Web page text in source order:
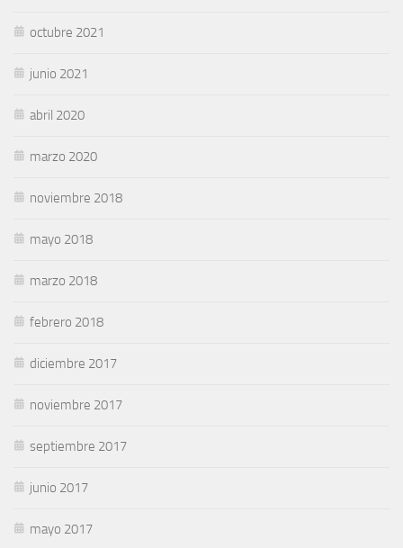
octubre 2021
junio 2021
abril 2020
marzo 2020
noviembre 2018
mayo 2018
marzo 2018
febrero 2018
diciembre 2017
noviembre 2017
septiembre 2017
junio 2017
mayo 2017